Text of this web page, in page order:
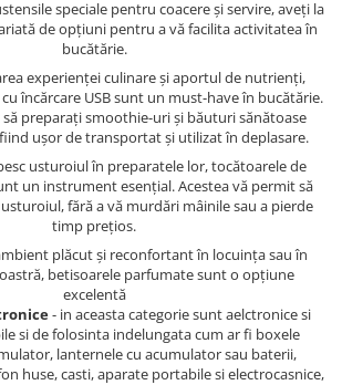
speciale pentru coacere și servire, aveți la
de opțiuni pentru a vă facilita activitatea în
bucătărie.
experienței culinare și aportul de nutrienți,
încărcare USB sunt un must-have în bucătărie.
preparați smoothie-uri și băuturi sănătoase
ușor de transportat și utilizat în deplasare.
usturoiul în preparatele lor, tocătoarele de
un instrument esențial. Acestea vă permit să
fără a vă murdări mâinile sau a pierde
timp prețios.
plăcut și reconfortant în locuința sau în
betisoarele parfumate sunt o opțiune
excelentă
- in aceasta categorie sunt aelctronice si
si de folosinta indelungata cum ar fi boxele
lanternele cu acumulator sau baterii,
huse, casti, aparate portabile si electrocasnice,